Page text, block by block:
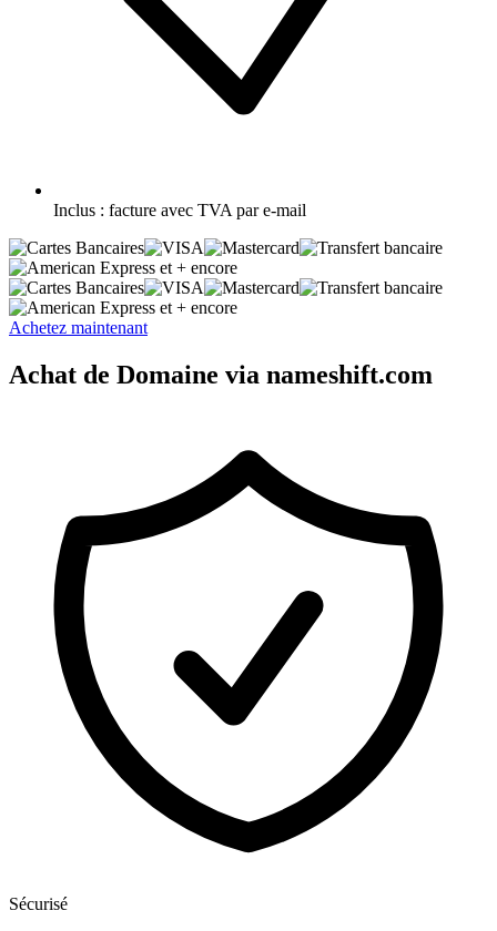
Inclus : facture avec TVA par e-mail
et + encore
et + encore
Achetez maintenant
Achat de Domaine via nameshift.com
Sécurisé